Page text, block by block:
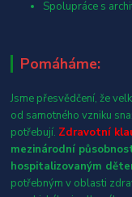
Spolupráce s
Pomáháme:
Jsme přesvědčení, že
od samotného vzniku
potřebují. Zdravotní
mezinárodní
hospitalizovaným
potřebným v oblasti